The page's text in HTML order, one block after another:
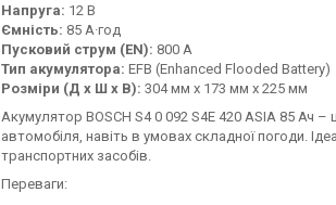
Напруга: 12 В
Ємність: 85 А·год
Пусковий струм (EN): 800 А
Тип акумулятора: EFB (Enhanced Flooded Battery)
Розміри (Д х Ш х В): 304 мм x 173 мм x 225 мм
Акумулятор BOSCH S4 0 092 S4E 420 ASIA 85 Ач
автомобіля, навіть в умовах складної погоди.
транспортних засобів.
Переваги: